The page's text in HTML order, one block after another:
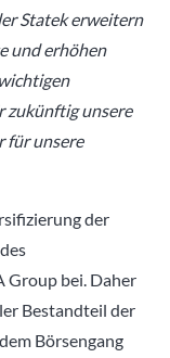
Statek erweitern
und erhöhen
zukünftig unsere
für unsere
der
Group bei. Daher
Bestandteil der
Börsengang